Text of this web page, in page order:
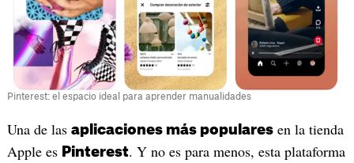
Pinterest: el espacio ideal para aprender manualidades
Una de las aplicaciones más popularesen la tienda
Apple es Pinterest. Y no es para menos, esta plataforma